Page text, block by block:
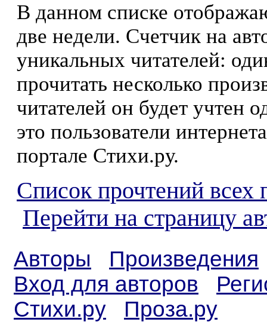
В данном списке
две недели. Счетчик на
уникальных читателей:
прочитать несколько
читателей он будет учтен
это пользователи
портале Стихи.ру.
Список прочтений всех
Перейти на страницу
Авторы
Произведения
Вход для авторов
Стихи.ру
Проза.ру